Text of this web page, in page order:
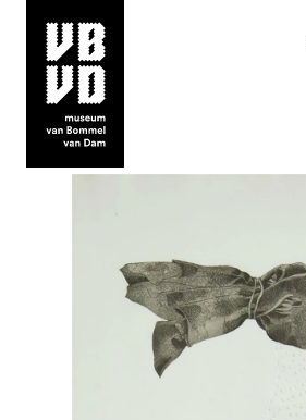
museum van Bommel van Dam